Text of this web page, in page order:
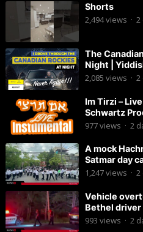
Shorts
2,494views · 2
The
Night |
2,085 views · 2
Im Tirzi –
Schwartz
977views · 2
A mock
Satmar day
Parkway.
1,247views · 2
Vehicle
Bethel
intoxicated.
993 views · 2